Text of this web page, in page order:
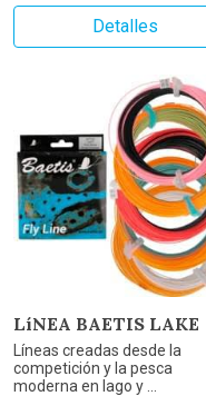
Detalles
LíNEA BAETIS LAKE
Líneas creadas desde la
competición y la pesca
moderna en lago y ...